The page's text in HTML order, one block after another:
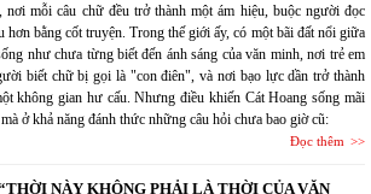
nơi mỗi câu chữ đều trở thành một ám hiệu, buộc người đọc
hơn bằng cốt truyện. Trong thế giới ấy, có một bãi đất nổi giữa
như chưa từng biết đến ánh sáng của văn minh, nơi trẻ em
biết chữ bị gọi là "con điên", và nơi bạo lực dần trở thành
không gian hư cấu. Nhưng điều khiến Cát Hoang sống mãi
ở khả năng đánh thức những câu hỏi chưa bao giờ cũ:
Đọc thêm
NÀY KHÔNG PHẢI LÀ THỜI CỦA VĂN